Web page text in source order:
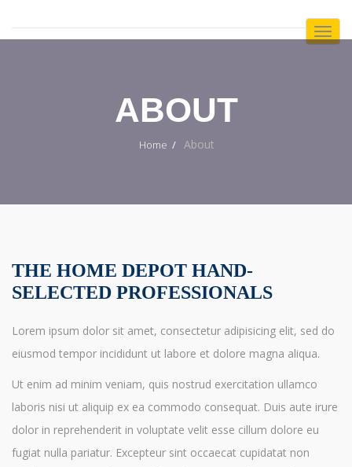
ABOUT
Home About
THE HOME DEPOT HAND-
SELECTED PROFESSIONALS
Lorem ipsum dolor sit amet, consectetur adipisicing elit, sed do
eiusmod tempor incididunt ut labore et dolore magna aliqua.
Ut enim ad minim veniam, quis nostrud exercitation ullamco
laboris nisi ut aliquip ex ea commodo consequat. Duis aute irure
dolor in reprehenderit in voluptate velit esse cillum dolore eu
fugiat nulla pariatur. Excepteur sint occaecat cupidatat non